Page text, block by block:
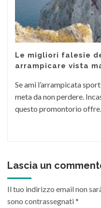
Le migliori falesie
arrampicare vista
Se ami l’arrampicata
meta da non perdere.
questo promontorio offre...
Lascia un
Il tuo indirizzo email non
sono contrassegnati*